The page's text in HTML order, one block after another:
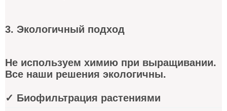
3. Экологичный подход
Не используем химию при выращивании.
Все наши решения экологичны.
✓ Биофильтрация растениями